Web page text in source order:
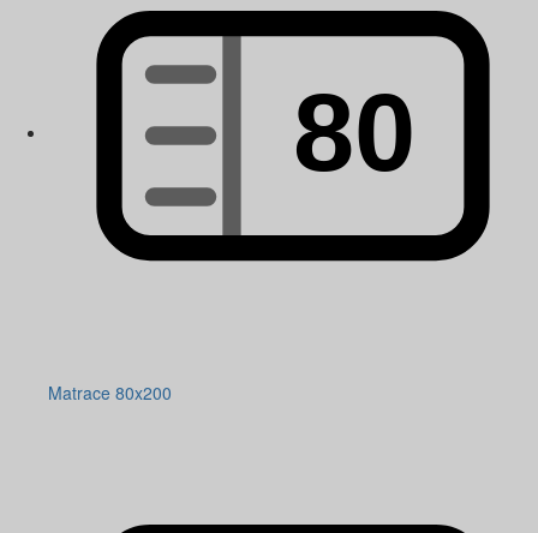
Matrace 80x200